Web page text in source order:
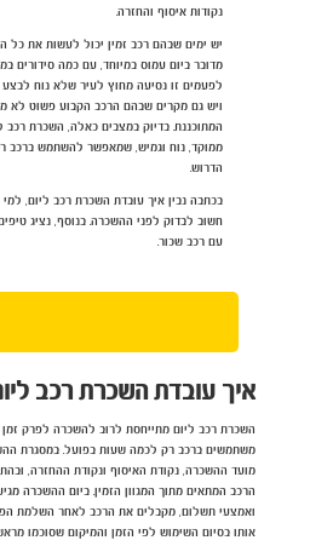
נקודות איסוף והחזרה.
יש ימים שבהם רכב זמין יכול לעשות את כל
מדובר ביום עמוס במיוחד, עם כמה סידורים
לפעמים זו נסיעה מחוץ לעיר שלא נוח לבצע
ויש גם מקרים שבהם הרכב הקבוע פשוט לא
המתוכננת. בדיוק במצבים כאלה, השכרת רכב
ממוקד, נוח וגמיש, שמאפשר להשתמש ברכב
הדרוש.
בכתבה נבין איך עובדת השכרת רכב ליום,
חשוב לבדוק לפני ההשכרה. בנוסף, נציג
עם רכב שכור.
איך עובדת השכרת רכב
משתמשים ברכב רק לכמה שעות בפועל. במסגרת
מועד ההשכרה, נקודת האיסוף ונקודת ההחזרה,
הרכב המתאים מתוך המגוון הזמין. ביום ההשכרה
ואמצעי תשלום, מקבלים את הרכב לאחר השלמת
אותו בסיום השימוש לפי הזמן והמיקום שסוכמו